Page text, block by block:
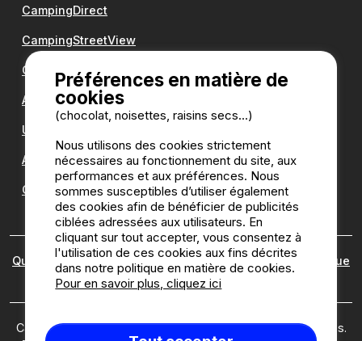
CampingDirect
CampingStreetView
Groupe Romanée
Antilope VAN
Une question ?
Annuaire des campings
Guide camping
Qui sommes nous ?|Mentions légales|Cookies|
Politique
des avis
Camping2be.com ©2026 Camping2Be, tous droits réservés.
Préférences en matière de
cookies
(chocolat, noisettes, raisins secs...)
Nous utilisons des cookies strictement
nécessaires au fonctionnement du site, aux
performances et aux préférences. Nous
sommes susceptibles d’utiliser également
des cookies afin de bénéficier de publicités
ciblées adressées aux utilisateurs. En
cliquant sur tout accepter, vous consentez à
l'utilisation de ces cookies aux fins décrites
dans notre politique en matière de cookies.
Pour en savoir plus, cliquez ici